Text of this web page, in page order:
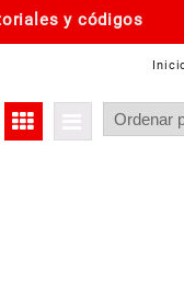
y códigos